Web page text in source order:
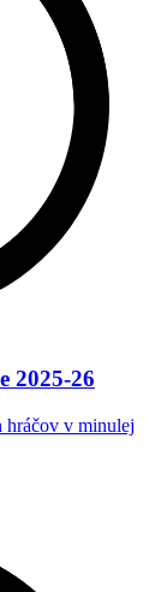
2025-26
hráčov v minulej